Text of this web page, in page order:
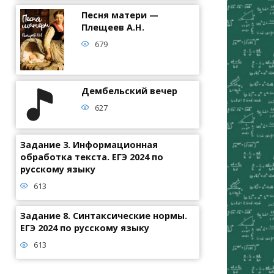
Песня матери —
Плещеев А.Н.
679
Дембельский вечер
627
Задание 3. Информационная
обработка текста. ЕГЭ 2024 по
русскому языку
613
Задание 8. Синтаксические нормы.
ЕГЭ 2024 по русскому языку
613